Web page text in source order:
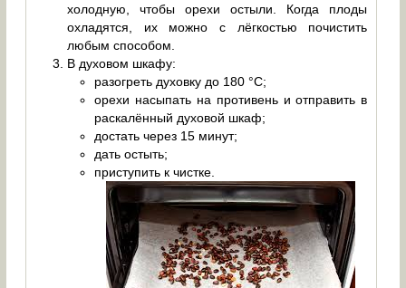
холодную, чтобы орехи остыли. Когда плоды
охладятся, их можно с лёгкостью почистить
любым способом.
В духовом шкафу:
разогреть духовку до 180 °C;
орехи насыпать на противень и отправить в
раскалённый духовой шкаф;
достать через 15 минут;
дать остыть;
приступить к чистке.